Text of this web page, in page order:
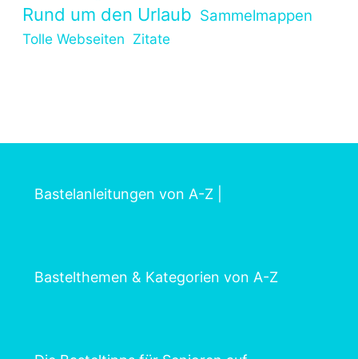
Rund um den Urlaub Sammelmappen
Tolle Webseiten Zitate
Bastelanleitungen von A-Z
Bastelthemen & Kategorien von A-Z